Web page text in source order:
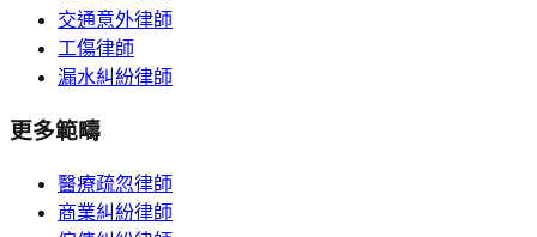
交通意外律師
工傷律師
漏水糾紛律師
更多範疇
醫療疏忽律師
商業糾紛律師